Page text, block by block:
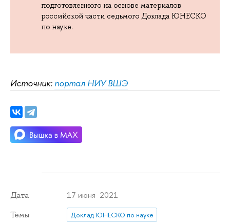
подготовленного на основе материалов
российской части седьмого Доклада ЮНЕСКО
по науке.
Источник: портал НИУ ВШЭ
Дата 17 июня 2021
Темы Доклад ЮНЕСКО по науке